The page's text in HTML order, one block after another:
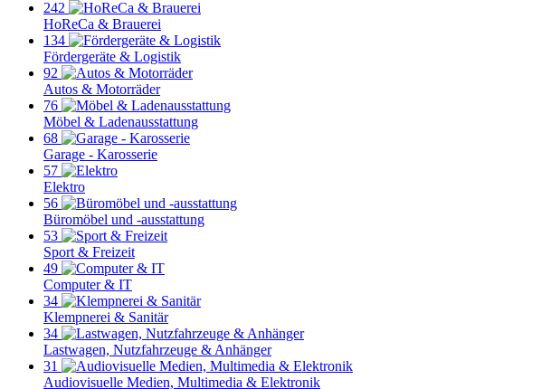
242
HoReCa & Brauerei
134
Fördergeräte & Logistik
92
Autos & Motorräder
76
Möbel & Ladenausstattung
68
Garage - Karosserie
57
Elektro
56
Büromöbel und -ausstattung
53
Sport & Freizeit
49
Computer & IT
34
Klempnerei & Sanitär
34
Lastwagen, Nutzfahrzeuge & Anhänger
31
Audiovisuelle Medien, Multimedia & Elektronik